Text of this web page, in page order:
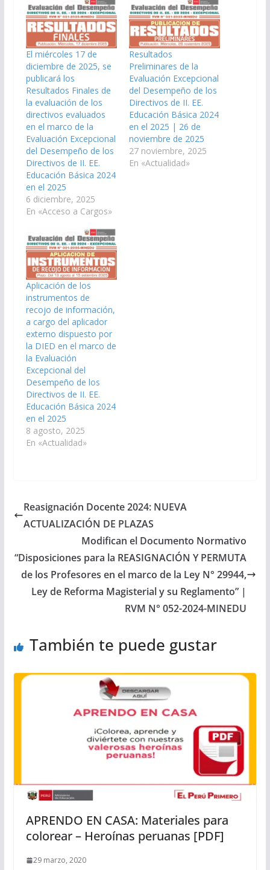
El miércoles 17 de
diciembre de 2025, se
publicará los
Resultados Finales de
la evaluación de los
directivos evaluados
en el marco de la
Evaluación Excepcional
del Desempeño de los
Directivos de II. EE.
Educación Básica 2024
en el 2025
6 diciembre, 2025
En «Acceso a Cargos»
Resultados
Preliminares de la
Evaluación Excepcional
del Desempeño de los
Directivos de II. EE.
Educación Básica 2024
en el 2025 | 26 de
noviembre de 2025
27 noviembre, 2025
En «Actualidad»
Aplicación de los
instrumentos de
recojo de información,
a cargo del aplicador
externo dispuesto por
la DIED en el marco de
la Evaluación
Excepcional del
Desempeño de los
Directivos de II. EE.
Educación Básica 2024
en el 2025
8 agosto, 2025
En «Actualidad»
Reasignación Docente 2024: NUEVA
ACTUALIZACIÓN DE PLAZAS
Modifican el Documento Normativo
“Disposiciones para la REASIGNACIÓN Y PERMUTA
de los Profesores en el marco de la Ley N° 29944,
Ley de Reforma Magisterial y su Reglamento” |
RVM N° 052-2024-MINEDU
También te puede gustar
APRENDO EN CASA: Materiales para
colorear – Heroínas peruanas [PDF]
29 marzo, 2020